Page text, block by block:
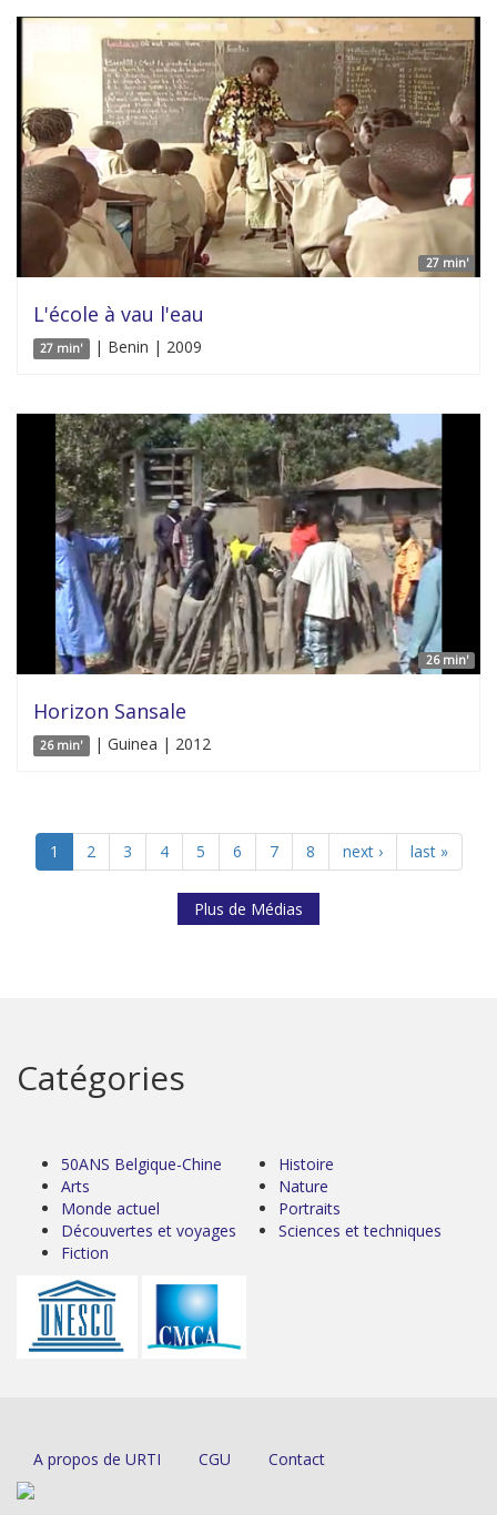
27 min'
L'école à vau l'eau
27 min' | Benin | 2009
26 min'
Horizon Sansale
26 min' | Guinea | 2012
1 2 3 4 5 6 7 8 next › last »
Plus de Médias
Catégories
50ANS Belgique-Chine
Arts
Monde actuel
Découvertes et voyages
Fiction
Histoire
Nature
Portraits
Sciences et techniques
A propos de URTI CGU Contact